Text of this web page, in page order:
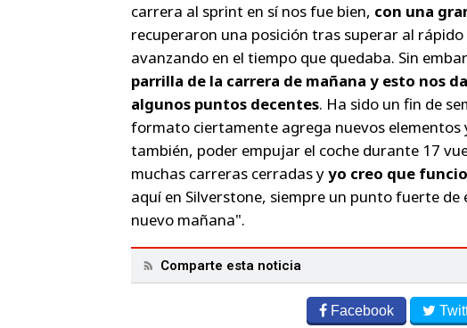
carrera al sprint en sí nos fue bien, con una
recuperaron una posición tras superar al
avanzando en el tiempo que quedaba. Sin
parrilla de la carrera de mañana y esto nos
algunos puntos decentes. Ha sido un fin de
formato ciertamente agrega nuevos
también, poder empujar el coche durante 17
muchas carreras cerradas yyo creo que
aquí en Silverstone, siempre un punto fuerte
nuevo mañana".
Comparte esta noticia
Facebook